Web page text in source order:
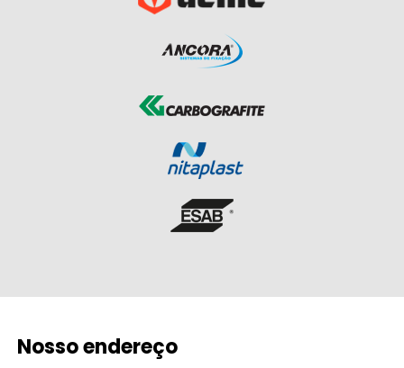
Nosso endereço